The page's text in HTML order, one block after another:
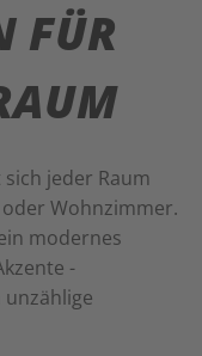
FÜR
jeder Raum
Wohnzimmer.
modernes
-